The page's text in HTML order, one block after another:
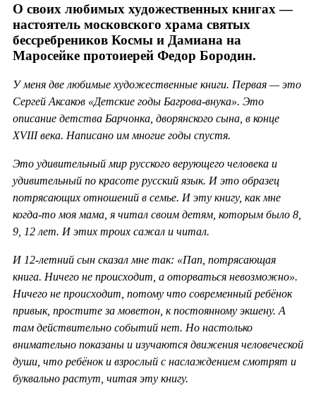
О своих любимых художественных книгах —
настоятель московского храма святых
бессребреников Космы и Дамиана на
Маросейке протоиерей Федор Бородин.
У меня две любимые художественные книги. Первая — это
Сергей Аксаков «Детские годы Багрова-внука». Это
описание детства Барчонка, дворянского сына, в конце
XVIII века. Написано им многие годы спустя.
Это удивительный мир русского верующего человека и
удивительный по красоте русский язык. И это образец
потрясающих отношений в семье. И эту книгу, как мне
когда-то моя мама, я читал своим детям, которым было 8,
9, 12 лет. И этих троих сажал и читал.
И 12-летний сын сказал мне так: «Пап, потрясающая
книга. Ничего не происходит, а оторваться невозможно».
Ничего не происходит, потому что современный ребёнок
привык, простите за моветон, к постоянному экшену. А
там действительно событий нет. Но настолько
внимательно показаны и изучаются движения человеческой
души, что ребёнок и взрослый с наслаждением смотрят и
буквально растут, читая эту книгу.